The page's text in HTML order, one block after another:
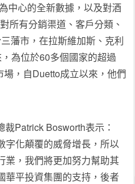
中心的全新數據，以及對酒
所有分銷渠道、客戶分類、
藩市，在拉斯維加斯、克利
為位於60多個國家的超過
，自Duetto成立以來，他們
Patrick Bosworth表示：
字化顛覆的威脅增長，所以
業，我們將更加努力幫助其
華平投資集團的支持，後者